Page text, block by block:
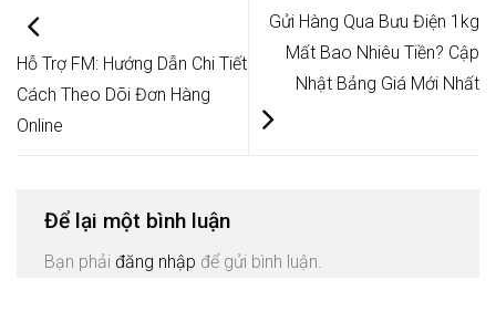
Hỗ Trợ FM: Hướng Dẫn Chi Tiết
Cách Theo Dõi Đơn Hàng
Online
Gửi Hàng Qua Bưu Điện 1kg
Mất Bao Nhiêu Tiền? Cập
Nhật Bảng Giá Mới Nhất
Để lại một bình luận
Bạn phải đăng nhập để gửi bình luận.